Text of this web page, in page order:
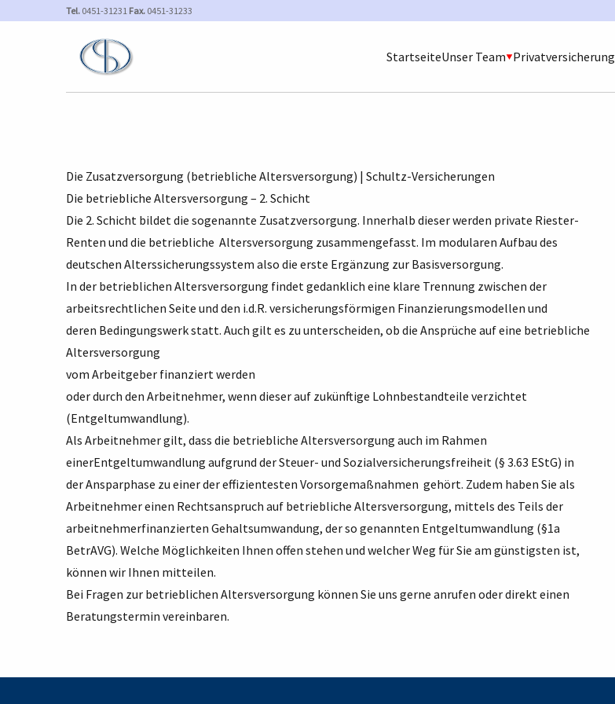
Tel. 0451-31231 Fax. 0451-31233
StartseiteUnser Team Privatversicherung
Die Zusatzversorgung (betriebliche Altersversorgung) | Schultz-Versicherungen
Die betriebliche Altersversorgung – 2. Schicht
Die 2. Schicht bildet die sogenannte Zusatzversorgung. Innerhalb dieser werden private Riester-
Renten und die betriebliche Altersversorgung zusammengefasst. Im modularen Aufbau des
deutschen Alterssicherungssystem also die erste Ergänzung zur Basisversorgung.
In der betrieblichen Altersversorgung findet gedanklich eine klare Trennung zwischen der
arbeitsrechtlichen Seite und den i.d.R. versicherungsförmigen Finanzierungsmodellen und
deren Bedingungswerk statt. Auch gilt es zu unterscheiden, ob die Ansprüche auf eine betriebliche
Altersversorgung
vom Arbeitgeber finanziert werden
oder durch den Arbeitnehmer, wenn dieser auf zukünftige Lohnbestandteile verzichtet
(Entgeltumwandlung).
Als Arbeitnehmer gilt, dass die betriebliche Altersversorgung auch im Rahmen
einerEntgeltumwandlung aufgrund der Steuer- und Sozialversicherungsfreiheit (§ 3.63 EStG) in
der Ansparphase zu einer der effizientesten Vorsorgemaßnahmen gehört. Zudem haben Sie als
Arbeitnehmer einen Rechtsanspruch auf betriebliche Altersversorgung, mittels des Teils der
arbeitnehmerfinanzierten Gehaltsumwandung, der so genannten Entgeltumwandlung (§1a
BetrAVG). Welche Möglichkeiten Ihnen offen stehen und welcher Weg für Sie am günstigsten ist,
können wir Ihnen mitteilen.
Bei Fragen zur betrieblichen Altersversorgung können Sie uns gerne anrufen oder direkt einen
Beratungstermin vereinbaren.